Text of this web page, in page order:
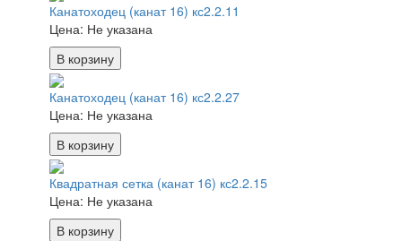
Канатоходец (канат 16) кс2.2.11
Цена: Не указана
В корзину
Канатоходец (канат 16) кс2.2.27
Цена: Не указана
В корзину
Квадратная сетка (канат 16) кс2.2.15
Цена: Не указана
В корзину